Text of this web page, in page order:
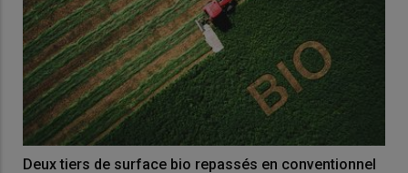
Deux tiers de surface bio repassés en conventionnel